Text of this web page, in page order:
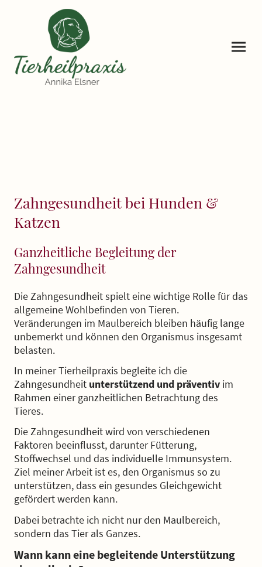
Zahngesundheit bei Hunden &
Katzen
Ganzheitliche Begleitung der
Zahngesundheit
Die Zahngesundheit spielt eine wichtige Rolle für das
allgemeine Wohlbefinden von Tieren.
Veränderungen im Maulbereich bleiben häufig lange
unbemerkt und können den Organismus insgesamt
belasten.
In meiner Tierheilpraxis begleite ich die
Zahngesundheit unterstützend und präventiv im
Rahmen einer ganzheitlichen Betrachtung des
Tieres.
Die Zahngesundheit wird von verschiedenen
Faktoren beeinflusst, darunter Fütterung,
Stoffwechsel und das individuelle Immunsystem.
Ziel meiner Arbeit ist es, den Organismus so zu
unterstützen, dass ein gesundes Gleichgewicht
gefördert werden kann.
Dabei betrachte ich nicht nur den Maulbereich,
sondern das Tier als Ganzes.
Wann kann eine begleitende Unterstützung